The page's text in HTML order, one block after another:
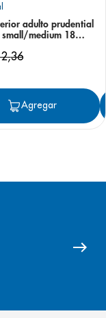
Agregar
adulto prudential
medium 18
,36
Agregar